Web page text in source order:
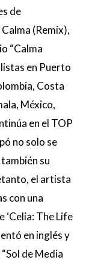
de
(Remix),
“Calma
listas en Puerto
Costa
México,
en el TOP
no solo se
su
el artista
con una
‘Celia: The Life
en inglés y
de Media